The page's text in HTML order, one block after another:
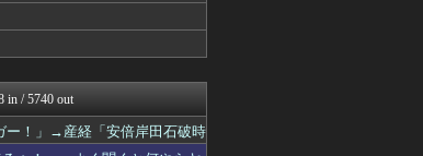
in / 5740 out
ー！」→産経「安倍岸田石破時